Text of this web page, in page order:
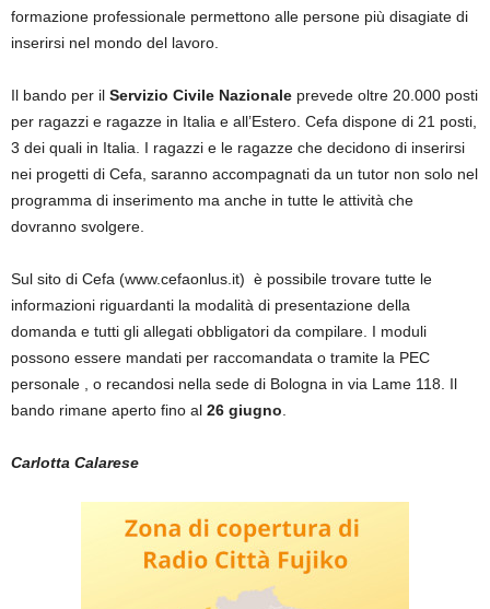
formazione professionale permettono alle persone più disagiate di
inserirsi nel mondo del lavoro.
Il bando per il Servizio Civile Nazionale prevede oltre 20.000 posti
per ragazzi e ragazze in Italia e all’Estero. Cefa dispone di 21 posti,
3 dei quali in Italia. I ragazzi e le ragazze che decidono di inserirsi
nei progetti di Cefa, saranno accompagnati da un tutor non solo nel
programma di inserimento ma anche in tutte le attività che
dovranno svolgere.
Sul sito di Cefa (www.cefaonlus.it) è possibile trovare tutte le
informazioni riguardanti la modalità di presentazione della
domanda e tutti gli allegati obbligatori da compilare. I moduli
possono essere mandati per raccomandata o tramite la PEC
personale , o recandosi nella sede di Bologna in via Lame 118. Il
bando rimane aperto fino al 26 giugno
Carlotta Calarese